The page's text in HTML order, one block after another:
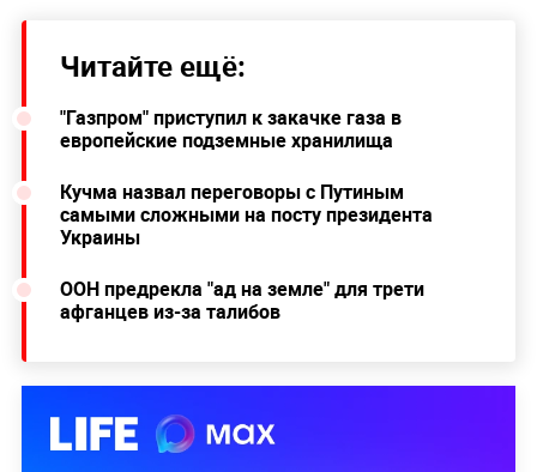
Читайте ещё:
"Газпром" приступил к закачке газа в
европейские подземные хранилища
Кучма назвал переговоры с Путиным
самыми сложными на посту президента
Украины
ООН предрекла "ад на земле" для трети
афганцев из-за талибов